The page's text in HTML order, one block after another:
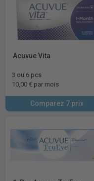
Acuvue Vita
3 ou 6 pcs
10,00 € par mois
Comparez 7 prix